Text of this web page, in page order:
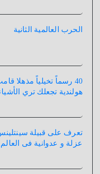
الحرب العالمية الثانية
40 رسماً تخيلياً مذهلا
هولندية تجعلك تري
تعرف على قبيلة
عزلة و عدوانية فى العالم